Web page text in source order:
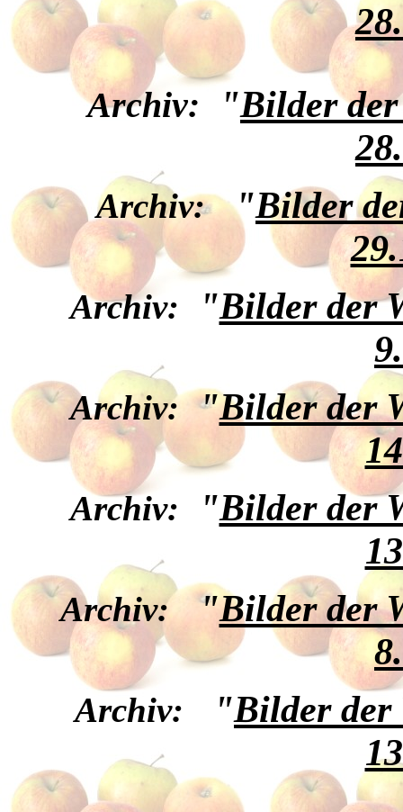
Archiv: "Bilder der
Archiv: "Bilder
Archiv: "Bilder der
Archiv: "Bilder der
Archiv: "Bilder der
Archiv: "Bilder der
Archiv: "Bilder der